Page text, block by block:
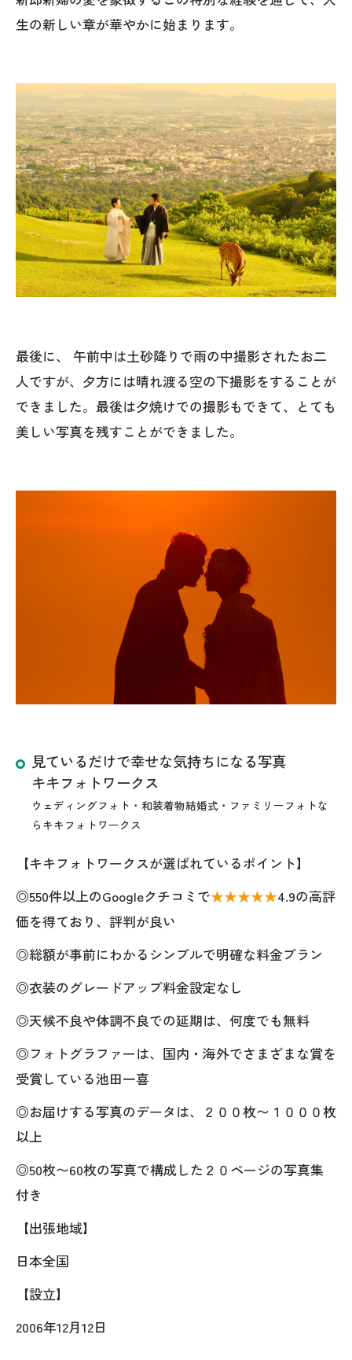
生の新しい章が華やかに始まります。
最後に、 午前中は土砂降りで雨の中撮影されたお二
人ですが、夕方には晴れ渡る空の下撮影をすることが
できました。最後は夕焼けでの撮影もできて、とても
美しい写真を残すことができました。
見ているだけで幸せな気持ちになる写真
キキフォトワークス
ウェディングフォト・和装着物結婚式・ファミリーフォトな
らキキフォトワークス
【キキフォトワークスが選ばれているポイント】
◎550件以上のGoogleクチコミで★★★★★4.9の高評
価を得ており、評判が良い
◎総額が事前にわかるシンプルで明確な料金プラン
◎衣装のグレードアップ料金設定なし
◎天候不良や体調不良での延期は、何度でも無料
◎フォトグラファーは、国内・海外でさまざまな賞を
受賞している池田一喜
◎お届けする写真のデータは、２００枚〜１０００枚
以上
◎50枚〜60枚の写真で構成した２０ページの写真集
付き
【出張地域】
日本全国
【設立】
2006年12月12日